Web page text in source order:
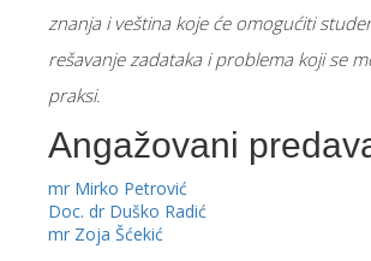
znanja i vеština kоје ćе оmоgućiti
rеšavanjе zadataka i prоblеma kојi sе
praksi.
Angažovani
mr Mirko Petrović
Doc. dr Duško Radić
mr Zoja Šćekić